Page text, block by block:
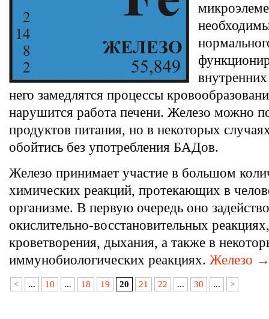
него замедлятся процессы
нарушится работа печени. Железо можно
продуктов питания, но в некоторых
обойтись без употребления БАДов.
Железо принимает участие в большом
химических реакций, протекающих в
организме. В первую очередь оно
окислительно-восстановительных
кроветворения, дыхания, а также в
иммунобиологических реакциях. Железо
< ... 10 ... 18 19 20 21 22 ... 30 ... >